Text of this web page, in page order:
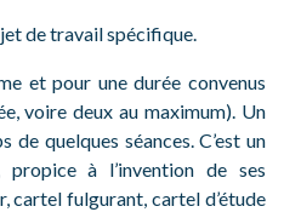
de travail spécifique.
et pour une durée convenus
voire deux au maximum). Un
quelques séances. C’est un
à l’invention de ses
cartel fulgurant, cartel d’étude